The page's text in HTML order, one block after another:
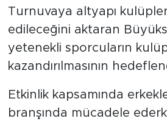
Turnuvaya altyapı
edileceğini aktaran
yetenekli sporcuların
kazandırılmasının
Etkinlik kapsamında
branşında mücadele